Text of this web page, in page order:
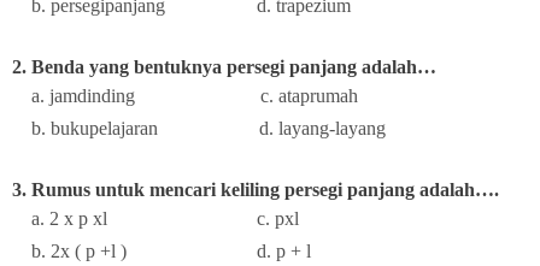
b. persegipanjang d. trapezium
2. Benda yang bentuknya persegi panjang adalah…
a. jamdinding c. ataprumah
b. bukupelajaran d. layang-layang
3. Rumus untuk mencari keliling persegi panjang adalah….
a. 2 x p xl c. pxl
b. 2x ( p +l ) d. p + l